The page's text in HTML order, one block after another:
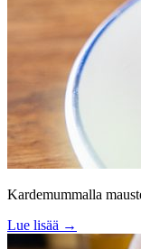
Kardemummalla
Lue lisää →